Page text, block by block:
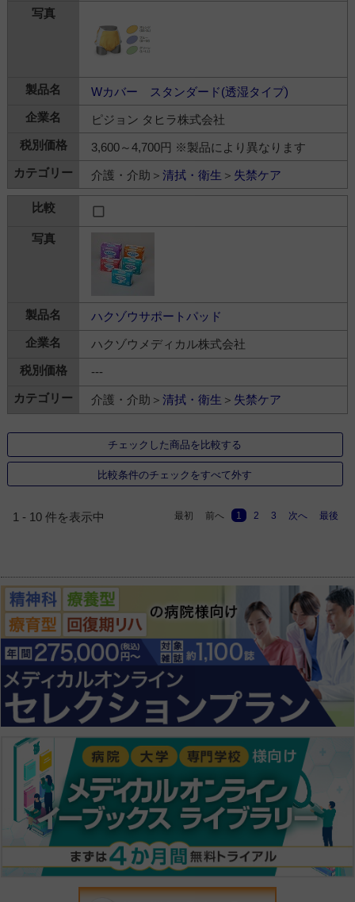
Wカバー スタンダード(透湿タイプ)
ピジョン タヒラ株式会社
3,600～4,700円 ※製品により異なります
介護・介助＞ 清拭・衛生 ＞ 失禁ケア
ハクゾウサポートパッド
ハクゾウメディカル株式会社
---
介護・介助＞ 清拭・衛生 ＞ 失禁ケア
チェックした商品を比較する
比較条件のチェックをすべて外す
1 - 10 件を表示中 最初 前へ 1 2 3 次へ 最後